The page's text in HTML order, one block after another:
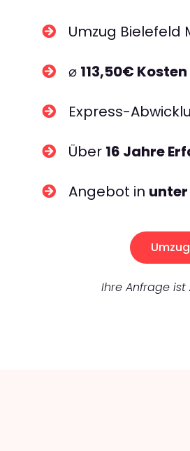
Umzug Bielefeld
⌀ 113,50€ Kosten
Express-
Über 16 Jahre
Angebot in unter
Ihre Anfrage ist